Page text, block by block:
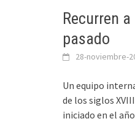
Recurren
pasado
28-noviembre-
Un equipo
de los siglos
iniciado en el